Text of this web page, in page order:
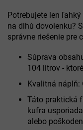
Potrebujete len
na dlhú dovolenku?
správne riešenie pre
Súprava
104 litrov -
Kvalitná náplň:
Táto praktická
kufra
alebo